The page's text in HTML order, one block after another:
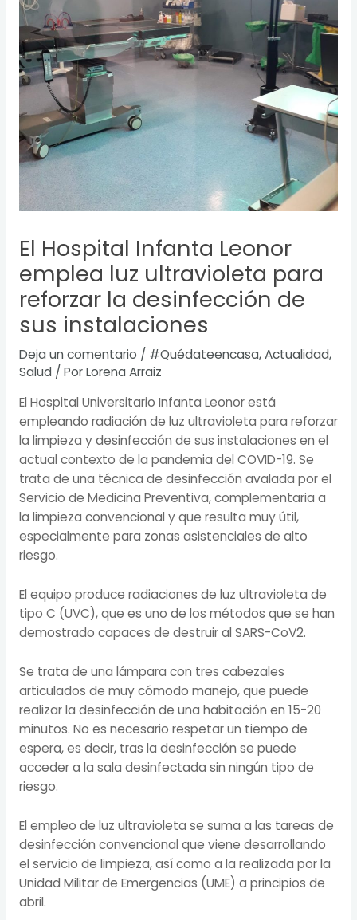
El Hospital Infanta Leonor
emplea luz ultravioleta para
reforzar la desinfección de
sus instalaciones
Deja un comentario / #Quédateencasa,Actualidad,
Salud / PorLorena Arraiz
El Hospital Universitario Infanta Leonor está
empleando radiación de luz ultravioleta para reforzar
la limpieza y desinfección de sus instalaciones en el
actual contexto de la pandemia del COVID-19. Se
trata de una técnica de desinfección avalada por el
Servicio de Medicina Preventiva, complementaria a
la limpieza convencional y que resulta muy útil,
especialmente para zonas asistenciales de alto
riesgo.
El equipo produce radiaciones de luz ultravioleta de
tipo C (UVC), que es uno de los métodos que se han
demostrado capaces de destruir al SARS-CoV2.
Se trata de una lámpara con tres cabezales
articulados de muy cómodo manejo, que puede
realizar la desinfección de una habitación en 15-20
minutos. No es necesario respetar un tiempo de
espera, es decir, tras la desinfección se puede
acceder a la sala desinfectada sin ningún tipo de
riesgo.
El empleo de luz ultravioleta se suma a las tareas de
desinfección convencional que viene desarrollando
el servicio de limpieza, así como a la realizada por la
Unidad Militar de Emergencias (UME) a principios de
abril.